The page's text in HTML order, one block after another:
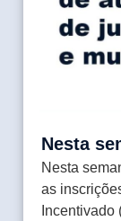
Nesta
Nesta
as